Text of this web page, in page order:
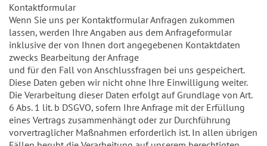
Kontaktformular
Wenn Sie uns per Kontaktformular Anfragen zukommen
lassen, werden Ihre Angaben aus dem Anfrageformular
inklusive der von Ihnen dort angegebenen Kontaktdaten
zwecks Bearbeitung der Anfrage
und für den Fall von Anschlussfragen bei uns gespeichert.
Diese Daten geben wir nicht ohne Ihre Einwilligung weiter.
Die Verarbeitung dieser Daten erfolgt auf Grundlage von Art.
6 Abs. 1 lit. b DSGVO, sofern Ihre Anfrage mit der Erfüllung
eines Vertrags zusammenhängt oder zur Durchführung
vorvertraglicher Maßnahmen erforderlich ist. In allen übrigen